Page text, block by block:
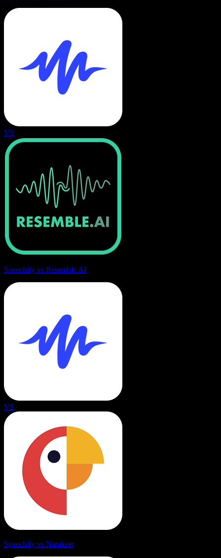
VS
Speechify vs Resemble AI
VS
Speechify vs Narakeet